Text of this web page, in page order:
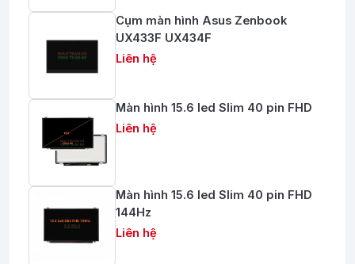
Sản phẩm đạt chuẩn quốc tế về chống sét DC
Thiết kế bền bỉ, hoạt động ổn định ngay cả trong môi
trường khắc nghiệt
Lắp đặt nhanh chóng, chi phí đầu tư hợp lý
Hỗ trợ kỹ thuật chuyên sâu – bảo hành chính hãng
Bảo vệ hệ thống điện mặt trời của bạn khỏi rủi ro từ
sét và quá áp – Hãy để CHIZK 40kA 2P đồng hành cùng
công trình của bạn!
Liên hệ ngay để được tư vấn và báo giá tốt
Cụm màn hình Asus Zenbook
UX433F UX434F
Liên hệ
Màn hình 15.6 led Slim 40 pin FHD
Liên hệ
Màn hình 15.6 led Slim 40 pin FHD
144Hz
Liên hệ